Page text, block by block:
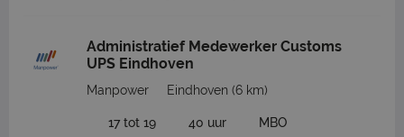
Administratief Medewerker Customs
UPS Eindhoven
Manpower Eindhoven (6 km)
17 tot 19 40 uur MBO